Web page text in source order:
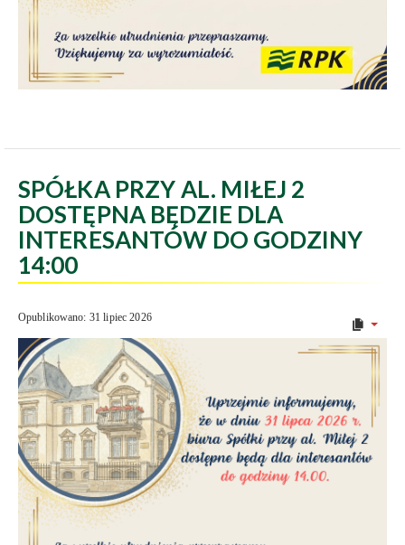
SPÓŁKA PRZY AL. MIŁEJ 2
DOSTĘPNA BĘDZIE DLA
INTERESANTÓW DO GODZINY
14:00
Opublikowano: 31 lipiec 2026